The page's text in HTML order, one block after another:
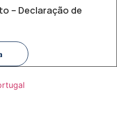
– Declaração de